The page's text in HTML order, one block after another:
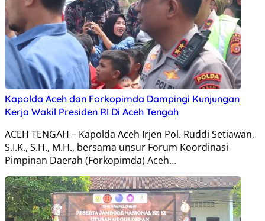
Kapolda Aceh dan Forkopimda Dampingi Kunjungan
Kerja Wakil Presiden RI Di Aceh Tengah
ACEH TENGAH – Kapolda Aceh Irjen Pol. Ruddi Setiawan,
S.I.K., S.H., M.H., bersama unsur Forum Koordinasi
Pimpinan Daerah (Forkopimda) Aceh…